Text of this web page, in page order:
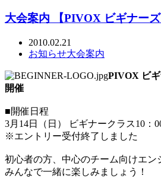
大会案内 【PIVOX ビギナーズ
2010.02.21
お知らせ大会案内
PIVOX ビ
開催
■開催日程
3月14日（日） ビギナークラス10：
※エントリー受付終了しました
初心者の方、中心のチーム向けエン
みんなで一緒に楽しみましょう！